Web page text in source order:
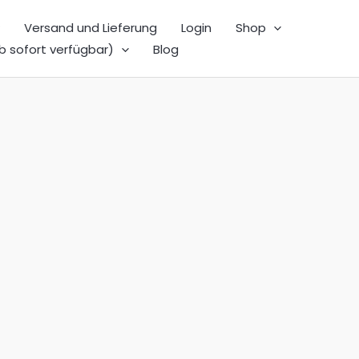
Versand und Lieferung Login
Shop
sofort verfügbar)
Blog